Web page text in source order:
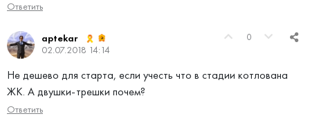
Ответить
0
aptekar
02.07.2018 14:14
Не дешево для старта, если учесть что в стадии котлована
ЖК. А двушки-трешки почем?
Ответить